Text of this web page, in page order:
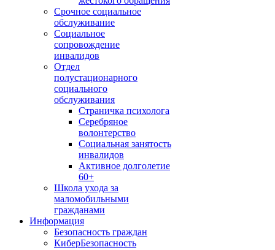
Срочное социальное
обслуживание
Социальное
сопровождение
инвалидов
Отдел
полустационарного
социального
обслуживания
Страничка психолога
Серебряное
волонтерство
Социальная занятость
инвалидов
Активное долголетие
60+
Школа ухода за
маломобильными
гражданами
Информация
Безопасность граждан
КиберБезопасность